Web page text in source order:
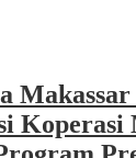
Makassar
Koperasi